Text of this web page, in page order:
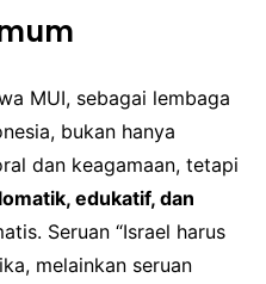
MUI, sebagai lembaga
bukan hanya
dan keagamaan, tetapi
edukatif, dan
Seruan “Israel harus
melainkan seruan